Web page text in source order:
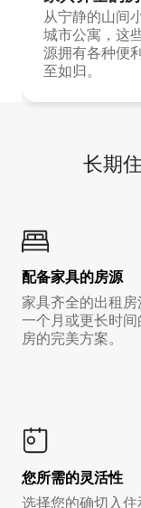
从宁静的山间
城市公寓，这
源拥有各种便
至如归。
长期
配备家具的房源
家具齐全的出租
一个月或更长时
房的完美方案。
您所需的灵活性
选择您的确切入